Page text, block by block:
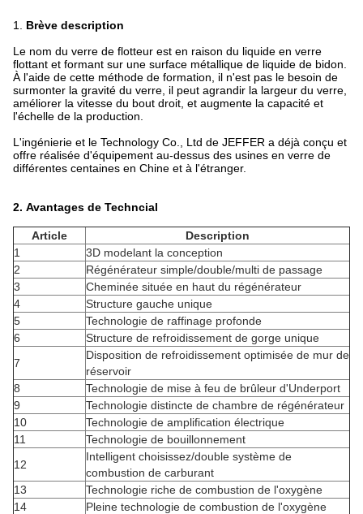
1. Brève description
Le nom du verre de flotteur est en raison du liquide en verre
flottant et formant sur une surface métallique de liquide de bidon.
À l'aide de cette méthode de formation, il n'est pas le besoin de
surmonter la gravité du verre, il peut agrandir la largeur du verre,
améliorer la vitesse du bout droit, et augmente la capacité et
l'échelle de la production.
L'ingénierie et le Technology Co., Ltd de JEFFER a déjà conçu et
offre réalisée d'équipement au-dessus des usines en verre de
différentes centaines en Chine et à l'étranger.
2. Avantages de Techncial
Article
Description
1
3D modelant la conception
2
Régénérateur simple/double/multi de passage
3
Cheminée située en haut du régénérateur
4
Structure gauche unique
5
Technologie de raffinage profonde
6
Structure de refroidissement de gorge unique
7
Disposition de refroidissement optimisée de mur de
réservoir
8
Technologie de mise à feu de brûleur d'Underport
9
Technologie distincte de chambre de régénérateur
10
Technologie de amplification électrique
11
Technologie de bouillonnement
12
Intelligent choisissez/double système de
combustion de carburant
13
Technologie riche de combustion de l'oxygène
14
Pleine technologie de combustion de l'oxygène